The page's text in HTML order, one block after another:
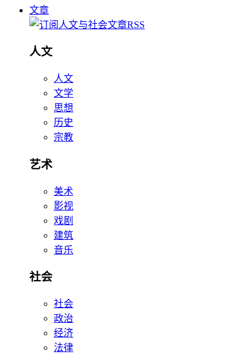
文章
人文
人文
文学
思想
历史
宗教
艺术
美术
影视
戏剧
建筑
音乐
社会
社会
政治
经济
法律